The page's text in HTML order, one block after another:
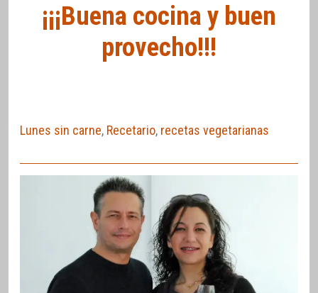
¡¡¡Buena cocina y buen
provecho!!!
Lunes sin carne, Recetario, recetas vegetarianas